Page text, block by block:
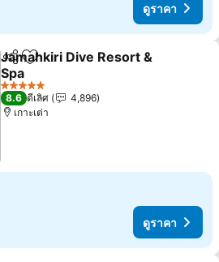
ดูราคา
แชร์ เพิ่มในรายการโปรด
Jamahkiri Dive Resort &
Spa
5 ดาว
8.6 ดีเลิศ
4,896
เกาะเต่า
ดูราคา